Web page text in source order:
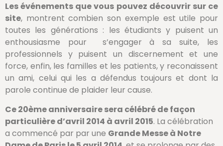
Les événements que vous pouvez découvrir sur ce
site, montrent combien son exemple est utile pour
toutes les générations : les étudiants y puisent un
enthousiasme pour s’engager à sa suite, les
professionnels y puisent un discernement et une
force, enfin, les familles et les patients, y reconaissent
un ami, celui qui les a défendus toujours et dont la
parole continue de plaider leur cause.
Ce 20ème anniversaire sera célébré de façon
particulière d’avril 2014 à avril 2015. La célébration
a commencé par par une Grande Messe à Notre